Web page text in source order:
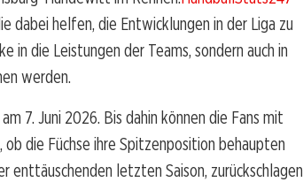
helfen, die Entwicklungen in der Liga zu
in die Leistungen der Teams, sondern auch in
werden.
7. Juni 2026. Bis dahin können die Fans mit
die Füchse ihre Spitzenposition behaupten
enttäuschenden letzten Saison, zurückschlagen